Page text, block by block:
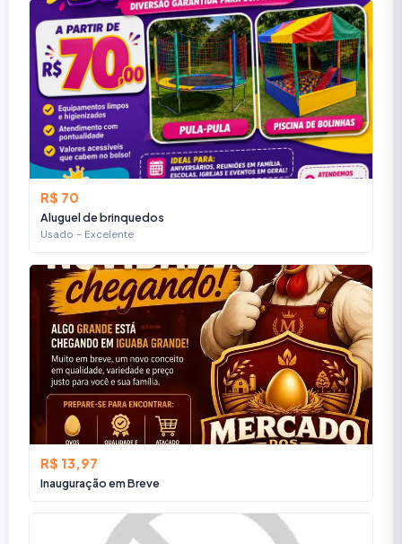
R$ 70
Aluguel de brinquedos
Usado - Excelente
R$ 13,97
Inauguração em Breve